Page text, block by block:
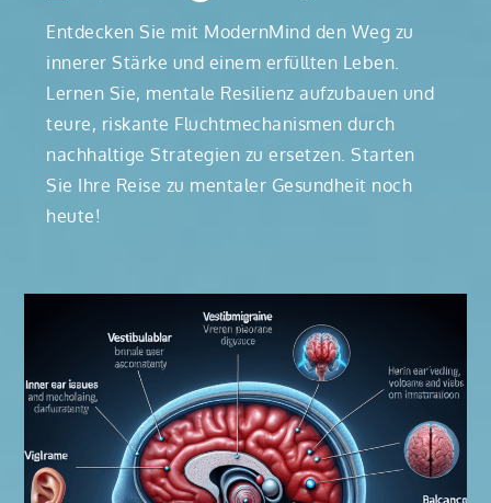
Entdecken Sie mit ModernMind den Weg zu
innerer Stärke und einem erfüllten Leben.
Lernen Sie, mentale Resilienz aufzubauen und
teure, riskante Fluchtmechanismen durch
nachhaltige Strategien zu ersetzen. Starten
Sie Ihre Reise zu mentaler Gesundheit noch
heute!